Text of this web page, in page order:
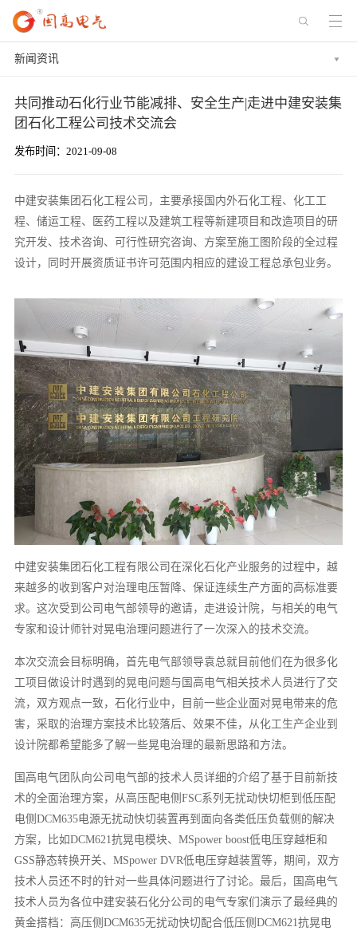
新闻资讯
共同推动石化行业节能减排、安全生产|走进中建安装集
团石化工程公司技术交流会
发布时间：2021-09-08
中建安装集团石化工程公司，主要承接国内外石化工程、化工工
程、储运工程、医药工程以及建筑工程等新建项目和改造项目的研
究开发、技术咨询、可行性研究咨询、方案至施工图阶段的全过程
设计，同时开展资质证书许可范围内相应的建设工程总承包业务。
中建安装集团石化工程有限公司在深化石化产业服务的过程中，越
来越多的收到客户对治理电压暂降、保证连续生产方面的高标准要
求。这次受到公司电气部领导的邀请，走进设计院，与相关的电气
专家和设计师针对晃电治理问题进行了一次深入的技术交流。
本次交流会目标明确，首先电气部领导袁总就目前他们在为很多化
工项目做设计时遇到的晃电问题与国高电气相关技术人员进行了交
流，双方观点一致，石化行业中，目前一些企业面对晃电带来的危
害，采取的治理方案技术比较落后、效果不佳，从化工生产企业到
设计院都希望能多了解一些晃电治理的最新思路和方法。
国高电气团队向公司电气部的技术人员详细的介绍了基于目前新技
术的全面治理方案，从高压配电侧FSC系列无扰动快切柜到低压配
电侧DCM635电源无扰动快切装置再到面向各类低压负载侧的解决
方案，比如DCM621抗晃电模块、MSpower boost低电压穿越柜和
GSS静态转换开关、MSpower DVR低电压穿越装置等，期间，双方
技术人员还不时的针对一些具体问题进行了讨论。最后，国高电气
技术人员为各位中建安装石化分公司的电气专家们演示了最经典的
黄金搭档：高压侧DCM635无扰动快切配合低压侧DCM621抗晃电